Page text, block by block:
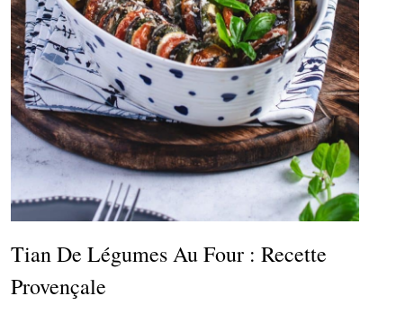
Tian De Légumes Au Four : Recette
Provençale